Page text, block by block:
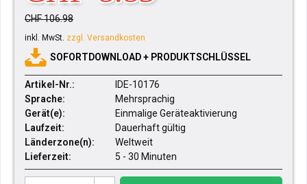
CHF 106.98
inkl. MwSt. zzgl. Versandkosten
SOFORTDOWNLOAD + PRODUKTSCHLÜSSEL
Artikel-Nr.:
IDE-10176
Sprache:
Mehrsprachig
Gerät(e):
Einmalige Geräteaktivierung
Laufzeit:
Dauerhaft gültig
Länderzone(n):
Weltweit
Lieferzeit:
5 - 30 Minuten